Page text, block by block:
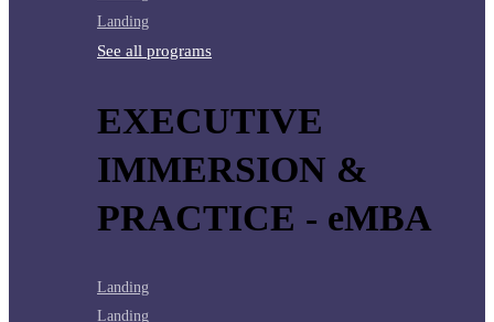
Landing
See all programs
EXECUTIVE
IMMERSION &
PRACTICE - eMBA
Landing
Landing